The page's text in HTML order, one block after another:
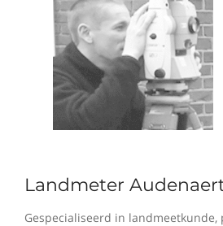
Landmeter
Gespecialiseerd in